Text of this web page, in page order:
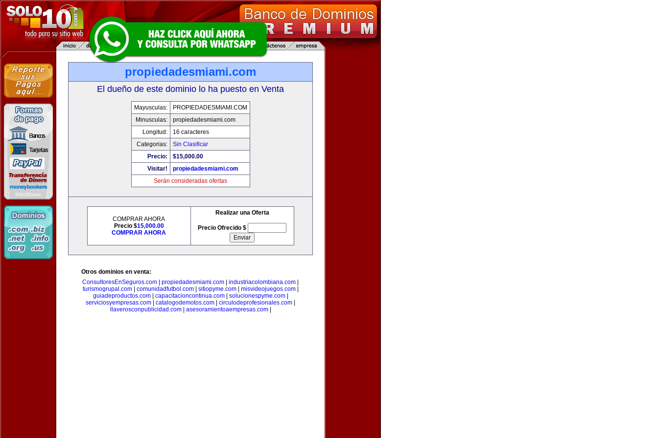
propiedadesmiami.com
El dueño de este dominio lo ha puesto en Venta
Mayusculas:
PROPIEDADESMIAMI.COM
Minusculas:
propiedadesmiami.com
Longitud:
16 caracteres
Categorias:
Sin Clasificar
Precio:
$15,000.00
Visitar!
propiedadesmiami.com
Serán consideradas ofertas
COMPRAR AHORA
Precio $15,000.00
COMPRAR AHORA
Realizar una Oferta
Precio Ofrecido $
Otros dominios en venta:
ConsultoresEnSeguros.com
propiedadesmiami.com industriacolombiana.com
turismogrupal.com| comunidadfutbol.com| sitiopyme.com| misvideojuegos.com|
guiadeproductos.com| capacitacioncontinua.com| solucionespyme.com|
serviciosyempresas.com
catalogodemotos.com circulodeprofesionales.com
llaverosconpublicidad.com| asesoramientoaempresas.com|